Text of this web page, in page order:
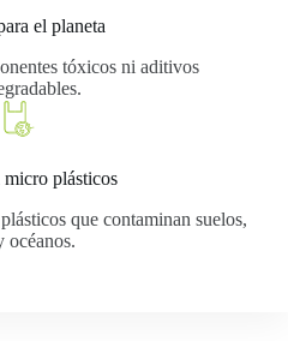
el planeta
tóxicos ni aditivos
micro plásticos
que contaminan suelos,
océanos.